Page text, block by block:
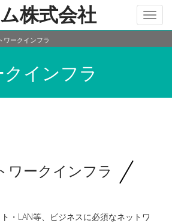
株式会社
ワークインフラ
インフラ
ワークインフラ
・LAN等、ビジネスに必須なネットワ